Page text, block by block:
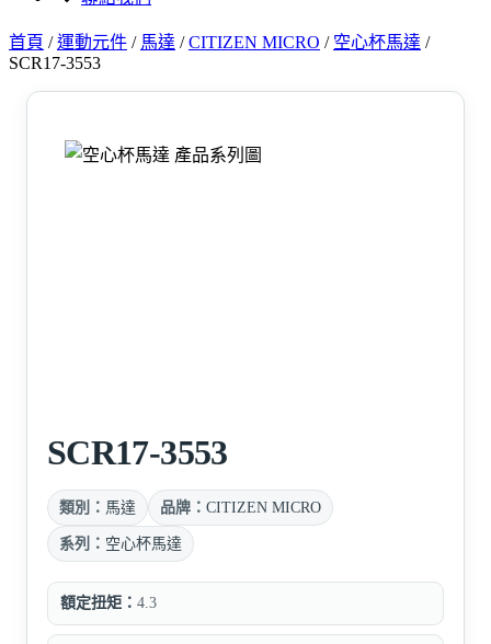
首頁 /運動元件 / 馬達 /CITIZEN MICRO / 空心杯馬達 /
SCR17-3553
SCR17-3553
類別： 馬達 品牌： CITIZEN MICRO
系列： 空心杯馬達
額定扭矩： 4.3